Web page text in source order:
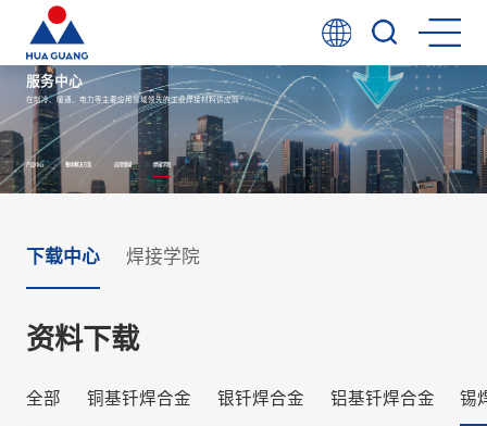
服务中心
在制冷、暖通、电力等主要应用领域领先的工业焊接材料供应商
产品中心 整体解决方案 应用领域 焊接学院
下载中心 焊接学院
资料下载
全部 铜基钎焊合金 银钎焊合金 铝基钎焊合金 锡